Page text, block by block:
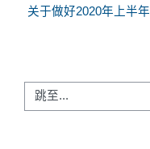
关于做好2020年上半
跳至...